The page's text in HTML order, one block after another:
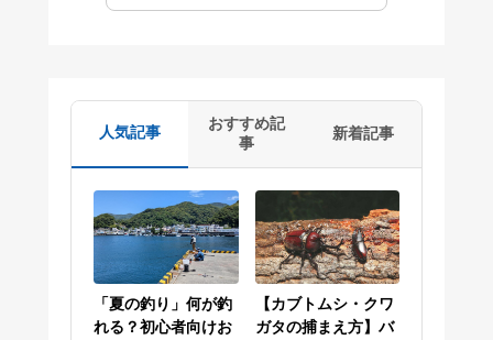
人気記事
おすすめ記
事
新着記事
「夏の釣り」何が釣
れる？初心者向けお
【カブトムシ・クワ
ガタの捕まえ方】バ